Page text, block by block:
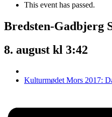
This event has passed.
Bredsten-Gadbjerg
8. august kl 3:42
Kulturmødet Mors 2017: